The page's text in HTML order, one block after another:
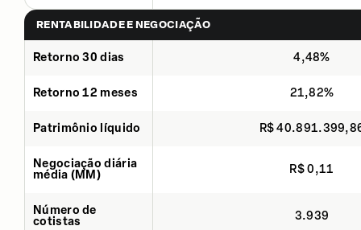
RENTABILIDADE E NEGOCIAÇÃO
Retorno 30 dias 4,48%
Retorno 12 meses 21,82%
Patrimônio líquido R$
Negociação diária
média (MM)
R$ 0,11
Número de
cotistas
3.939